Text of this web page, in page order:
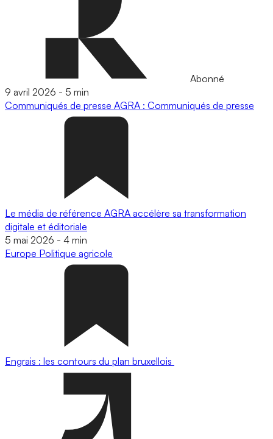
Abonné
9 avril 2026 - 5 min
Communiqués de presse AGRA : Communiqués de presse
Le média de référence AGRA accélère sa transformation
digitale et éditoriale
5 mai 2026 - 4 min
Europe Politique agricole
Engrais : les contours du plan bruxellois